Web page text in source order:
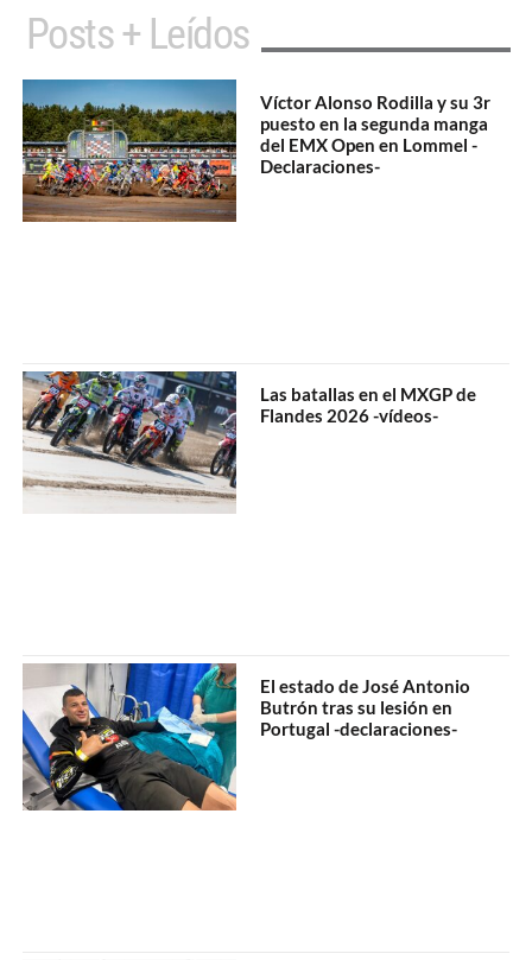
Posts + Leídos
Víctor Alonso Rodilla y su 3r
puesto en la segunda manga
del EMX Open en Lommel -
Declaraciones-
Las batallas en el MXGP de
Flandes 2026 -vídeos-
El estado de José Antonio
Butrón tras su lesión en
Portugal -declaraciones-